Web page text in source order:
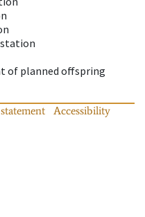
of planned offspring
Accessibility